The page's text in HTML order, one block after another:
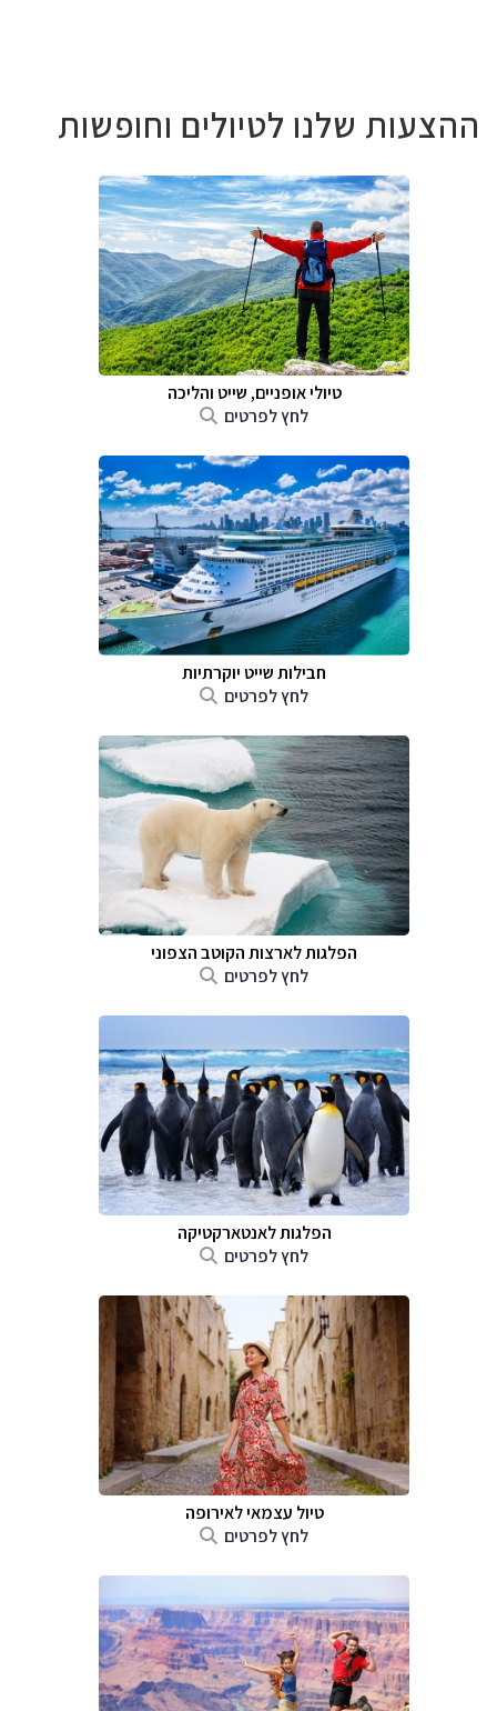
ההצעות שלנו לטיולים וחופשות
טיולי אופניים, שייט והליכה
לחץ לפרטים
חבילות שייט יוקרתיות
לחץ לפרטים
הפלגות לארצות הקוטב הצפוני
לחץ לפרטים
הפלגות לאנטארקטיקה
לחץ לפרטים
טיול עצמאי לאירופה
לחץ לפרטים